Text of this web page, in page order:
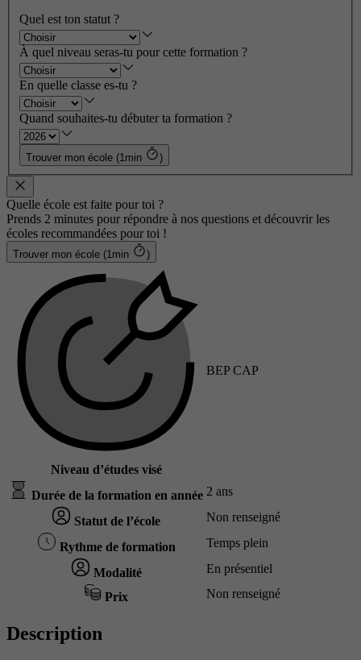
Quel est ton statut ?
À quel niveau seras-tu pour cette formation ?
En quelle classe es-tu ?
Quand souhaites-tu débuter ta formation ?
Trouver mon école (1min )
Quelle école est faite pour toi ?
Prends 2 minutes pour répondre à nos questions et découvrir les
écoles recommandées pour toi !
Trouver mon école (1min )
Niveau d’études visé
BEP CAP
Durée de la formation en année 2 ans
Statut de l’école Non renseigné
Rythme de formation Temps plein
Modalité En présentiel
Prix Non renseigné
Description